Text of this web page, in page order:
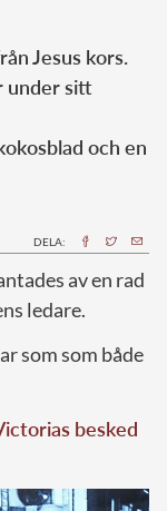
Jesus kors.
under sitt
och en
DELA:
av en rad
ledare.
som som både
besked